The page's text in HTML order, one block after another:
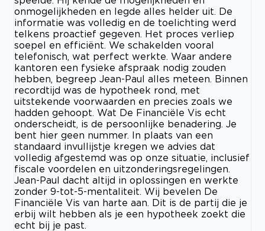
onmogelijkheden en legde alles helder uit. De
informatie was volledig en de toelichting werd
telkens proactief gegeven. Het proces verliep
soepel en efficiënt. We schakelden vooral
telefonisch, wat perfect werkte. Waar andere
kantoren een fysieke afspraak nodig zouden
hebben, begreep Jean-Paul alles meteen. Binnen
recordtijd was de hypotheek rond, met
uitstekende voorwaarden en precies zoals we
hadden gehoopt. Wat De Financiële Vis echt
onderscheidt, is de persoonlijke benadering. Je
bent hier geen nummer. In plaats van een
standaard invullijstje kregen we advies dat
volledig afgestemd was op onze situatie, inclusief
fiscale voordelen en uitzonderingsregelingen.
Jean-Paul dacht altijd in oplossingen en werkte
zonder 9-tot-5-mentaliteit. Wij bevelen De
Financiële Vis van harte aan. Dit is de partij die je
erbij wilt hebben als je een hypotheek zoekt die
echt bij je past.